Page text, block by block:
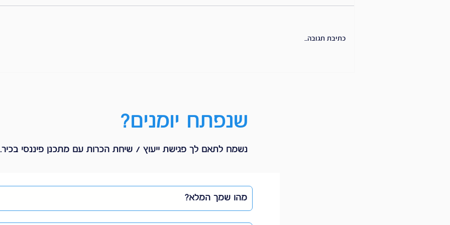
כתיבת תגובה...
שנפתח יומנים?
נשמח לתאם לך פגישת ייעוץ / שיחת הכרות עם מתכנן פיננסי בכיר.